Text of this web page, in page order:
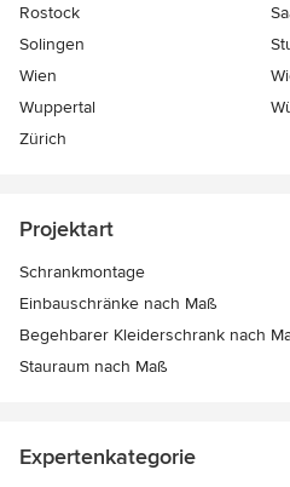
Rostock
Solingen
Wien
Wuppertal
Zürich
Projektart
Schrankmontage
Einbauschränke nach Maß
Begehbarer Kleiderschrank nach
Stauraum nach Maß
Expertenkategorie